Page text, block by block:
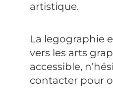
artistique.
La legographie
vers les arts
accessible,
contacter pour